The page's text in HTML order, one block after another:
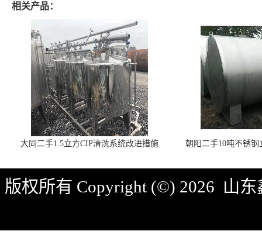
相关产品：
大同二手1.5立方CIP清洗系统改进措施 朝阳二手10吨不锈
版权所有 Copyright (©) 2026 山